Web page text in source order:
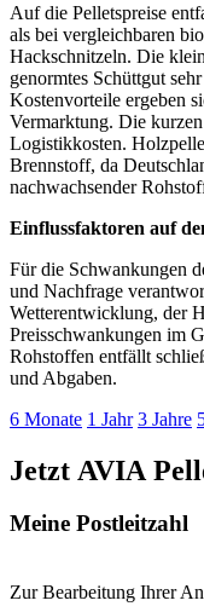
Auf die Pelletspreise
als bei vergleichbaren
Hackschnitzeln. Die
genormtes Schüttgut
Kostenvorteile ergeben
Vermarktung. Die
Logistikkosten.
Brennstoff, da
nachwachsender
Einflussfaktoren auf
Für die Schwankungen
und Nachfrage
Wetterentwicklung, der
Preisschwankungen im
Rohstoffen entfällt
und Abgaben.
6 Monate 1 Jahr 3 Jahre
Jetzt AVIA
Meine Postleitzahl
Zur Bearbeitung Ihrer